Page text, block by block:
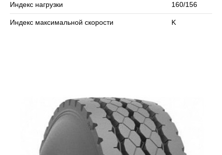
Индекс нагрузки 160/156
Индекс максимальной скорости K